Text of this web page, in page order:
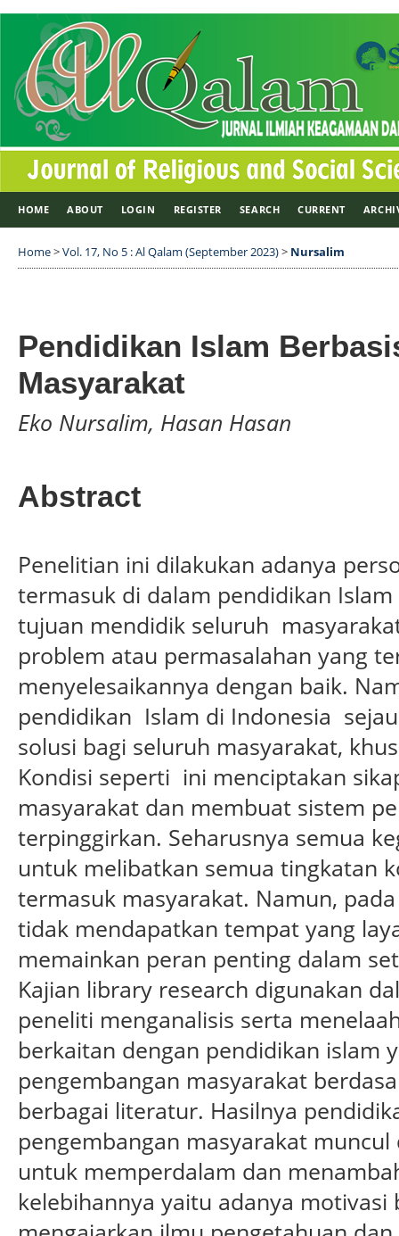
HOME ABOUT LOGIN REGISTER SEARCH CURRENT
Home>Vol. 17, No 5 : Al Qalam (September 2023)> Nursalim
Pendidikan Islam
Masyarakat
Eko Nursalim, Hasan Hasan
Abstract
Penelitian ini dilakukan adanya
termasuk di dalam pendidikan
tujuan mendidik seluruh
problem atau permasalahan yang
menyelesaikannya dengan baik.
pendidikan Islam di Indonesia
solusi bagi seluruh masyarakat,
Kondisi seperti ini menciptakan
masyarakat dan membuat sistem
terpinggirkan. Seharusnya semua
untuk melibatkan semua tingkatan
termasuk masyarakat. Namun,
tidak mendapatkan tempat yang
memainkan peran penting dalam
Kajian library research digunakan
peneliti menganalisis serta
berkaitan dengan pendidikan islam
pengembangan masyarakat
berbagai literatur. Hasilnya
pengembangan masyarakat
untuk memperdalam dan
kelebihannya yaitu adanya motivasi